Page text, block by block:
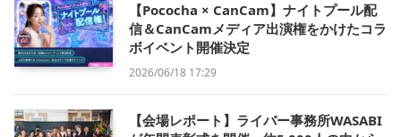
【Pococha × CanCam】ナイトプール配
信＆CanCamメディア出演権をかけたコラ
ボイベント開催決定
2026/06/18 17:29
【会場レポート】ライバー事務所WASABI